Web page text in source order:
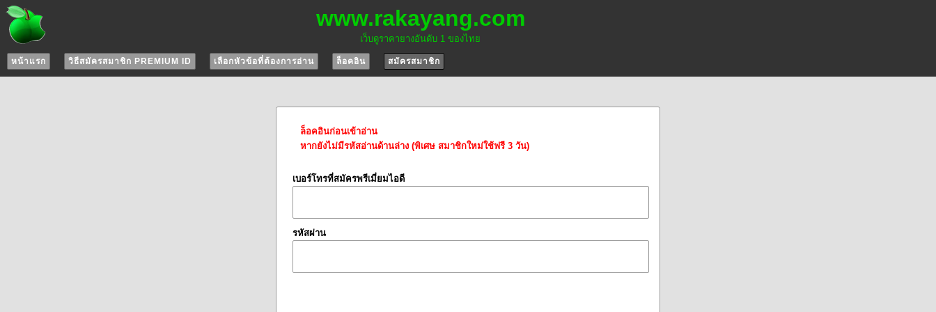
www.rakayang.com
เว็บดูราคายางอันดับ 1 ของไทย
หน้าแรก วิธีสมัครสมาชิก PREMIUM ID เลือกหัวข้อที่ต้องการอ่าน ล็อคอิน สมัครสมาชิก
ล็อคอินก่อนเข้าอ่าน
หากยังไม่มีรหัสอ่านด้านล่าง (พิเศษ สมาชิกใหม่ใช้ฟรี 3 วัน)
เบอร์โทรที่สมัครพรีเมี่ยมไอดี
รหัสผ่าน